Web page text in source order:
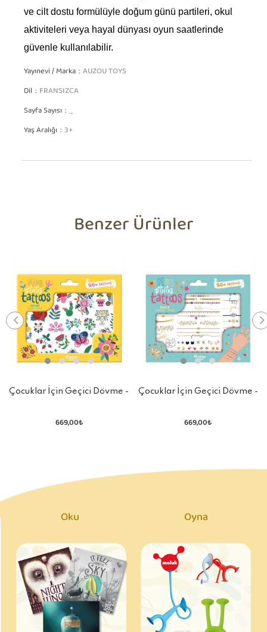
ve cilt dostu formülüyle doğum günü partileri, okul
aktiviteleri veya hayal dünyası oyun saatlerinde
güvenle kullanılabilir.
Yayınevi / Marka AUZOU TOYS
Dil FRANSIZCA
Sayfa Sayısı _
Yaş Aralığı 3+
Benzer Ürünler
Çocuklar İçin Geçici Dövme -
669,00₺
Çocuklar İçin Geçici Dövme -
669,00₺
Oku Oyna